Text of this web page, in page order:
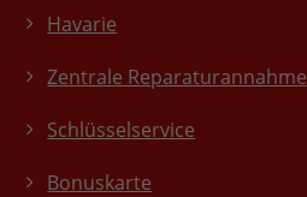
Havarie
Zentrale Reparaturannahme
Schlüsselservice
Bonuskarte